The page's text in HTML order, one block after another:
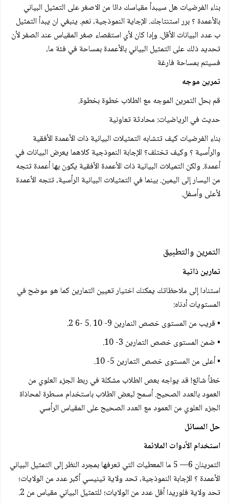
بناء الفرضيات هل سيبدأ مقياسك دائا من الاصغر على التمثيل البياني
بالأعمدة ؟ برر استنتاجك. الإجاية النموذجية، نعم. ينبغي ان يبدأ التمثيل
ب عدد البيانات الأقل. وإدا كان لأي استقصاء صغر المقياس عند الصفر لأن
تحديد ذلك على التمثيل البياني بالأعمدة بمساحة في فئة ما،
فسيتم بمساحة فارغة
تمرين موجه
قم بحل التمرين الموجه مع الطلاب خطوة بخطوة.
حديث في الرياضيات: محادثة تعاونية
بناء الفرضيات كيف تتشابه التمثيلات البيانية ذات الأعمدة الأفقية
والرأسية ؟ وكيف تختلف؟ الإجابة النموذجية كلاهما يعرض البيانات في
أعمدة. ولكن التميلات البيانية ذات الأعمدة الأفقية يكون بها أعمدة تتجه
من اليسار إلى اليمين. بينما في التمثيلات البيانية الرأسية، تتجه الأعمدة
لأعلى وأسفل.
التمرين والتطبيق
تمارين ذاتية
استنادا إلى ملاحظاتك يمكنك اختيار تعيين التمارين كما هو موضح في
المستويات أدناه:
• قريب من المستوى خصص النمارين 9- 10 .5 -6 2.
• ضمن المستوى خصص التمارين 3- 10.
• أعلى من المستوى خصص التمارين 5- 10.
خطأ شائع! قد يواجه بعص الطلاب مشكلة في ربط الجزء العلوي من
العمود بالعدد الصحيح. أسمح لبعض الطلاب باستخدام مسطرة لمحاذاة
الجزء العلوي من العمود مع العدد الصحيح على المقياس الرأسي
حل المسائل
استخدام الأدوات الملائمة
التمرينان 6— 5 ما المعطيات التي تعرفها بمجرد النظر إلى التمثيل البياني
الأعمدة ؟ الإجابة النموذجية، تحد ولاية تينيسي أكبر عدد من الولايات؛
تحد ولاية فلوريدا أقل عدد من الولايات؛ للتمثيل البياني مقياس من 2.